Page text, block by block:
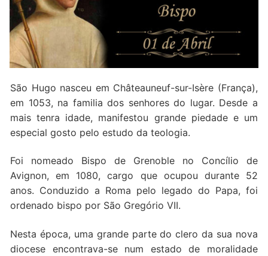
Santo do Dia
Quem somos nós
São Hugo nasceu em Châteauneuf-sur-Isère (França),
em 1053, na familia dos senhores do lugar. Desde a
mais tenra idade, manifestou grande piedade e um
especial gosto pelo estudo da teologia.
Foi nomeado Bispo de Grenoble no Concílio de
Avignon, em 1080, cargo que ocupou durante 52
anos. Conduzido a Roma pelo legado do Papa, foi
ordenado bispo por São Gregório VII.
Nesta época, uma grande parte do clero da sua nova
diocese encontrava-se num estado de moralidade